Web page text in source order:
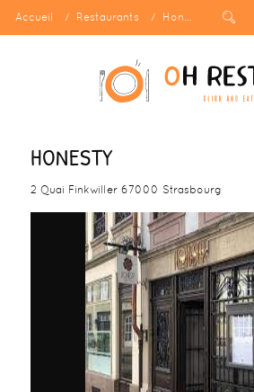
Accueil Restaurants Honesty
HONESTY
2 Quai Finkwiller 67000 Strasbourg